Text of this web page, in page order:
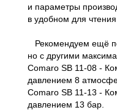
и параметры
в удобном для
Рекомендуем ещё
но с другими
Comaro SB 11-08 -
давлением 8
Comaro SB 11-13 -
давлением 13 бар.